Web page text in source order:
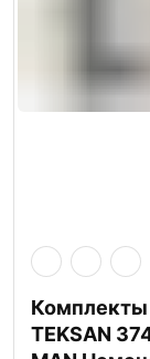
Комплекты
TEKSAN